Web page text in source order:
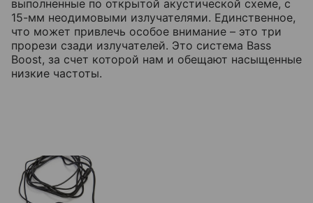
выполненные по открытой акустической схеме, с
15-мм неодимовыми излучателями. Единственное,
что может привлечь особое внимание – это три
прорези сзади излучателей. Это система Bass
Boost, за счет которой нам и обещают насыщенные
низкие частоты.